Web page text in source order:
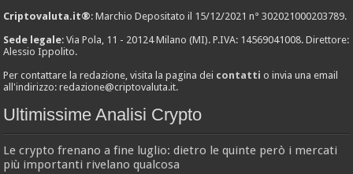
Criptovaluta.it®: Marchio Depositato il 15/12/2021 n° 302021000203789.
Sede legale: Via Pola, 11 - 20124 Milano (MI). P.IVA: 14569041008. Direttore:
Alessio Ippolito.
Per contattare la redazione, visita la pagina dei contatti o invia una email
all'indirizzo:redazione@criptovaluta.it.
Ultimissime Analisi Crypto
Le crypto frenano a fine luglio: dietro le quinte però i mercati
più importanti rivelano qualcosa